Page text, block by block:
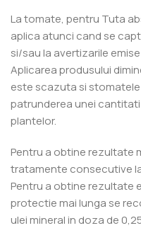
La tomate, pentru Tuta
aplica atunci cand se
si/sau la avertizarile
Aplicarea produsului
este scazuta si
patrunderea unei
plantelor.
Pentru a obtine rezultate
tratamente consecutive
Pentru a obtine rezultate
protectie mai lunga se
ulei mineral in doza de